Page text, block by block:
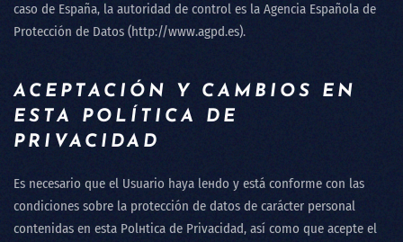
caso de España, la autoridad de control es la Agencia Española de
Protección de Datos (http://www.agpd.es).
ACEPTACIÓN Y CAMBIOS EN
ESTA POLÍTICA DE
PRIVACIDAD
Es necesario que el Usuario haya leнdo y está conforme con las
condiciones sobre la protección de datos de carácter personal
contenidas en esta Polнtica de Privacidad, así como que acepte el